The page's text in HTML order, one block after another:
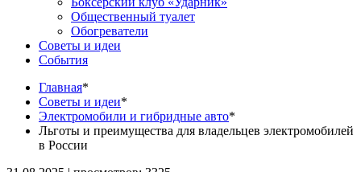
Общественный туалет
Обогреватели
Советы и идеи
События
Главная*
Советы и идеи*
Электромобили и гибридные авто*
Льготы и преимущества для владельцев электромобилей
в России